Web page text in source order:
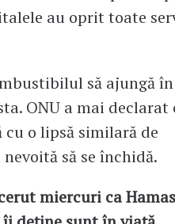
au oprit toate
să ajungă în
ONU a mai declarat
o lipsă similară de
să se închidă.
miercuri ca